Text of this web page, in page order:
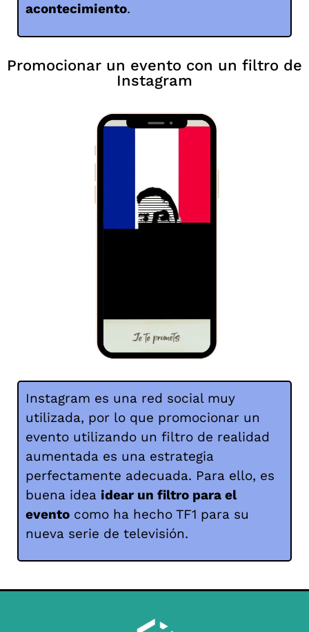
acontecimiento.
Promocionar un evento con un filtro de
Instagram
Instagram es una red social muy
utilizada, por lo que promocionar un
evento utilizando un filtro de realidad
aumentada es una estrategia
perfectamente adecuada. Para ello, es
buena idea idear un filtro para el
evento como ha hecho TF1 para su
nueva serie de televisión.